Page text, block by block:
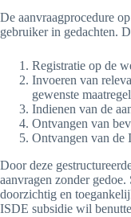
De aanvraagprocedure
gebruiker in gedachten.
Registratie op de
Invoeren van
gewenste
Indienen van de
Ontvangen van
Ontvangen van de
Door deze
aanvragen zonder
doorzichtig en
ISDE subsidie wil